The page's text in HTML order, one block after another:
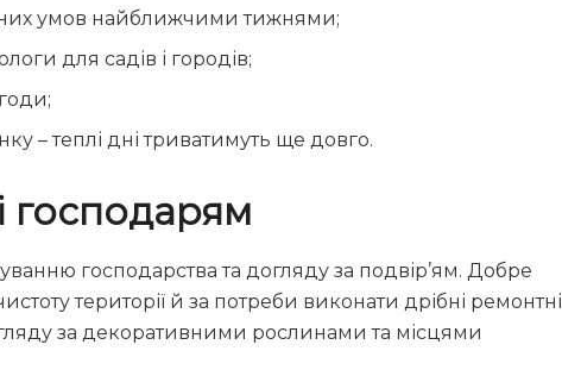
умов найближчими тижнями;
для садів і городів;
– теплі дні триватимуть ще довго.
господарям
господарства та догляду за подвір’ям. Добре
території й за потреби виконати дрібні ремонтні
за декоративними рослинами та місцями